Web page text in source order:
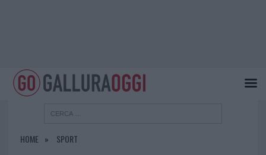
HOME SPORT